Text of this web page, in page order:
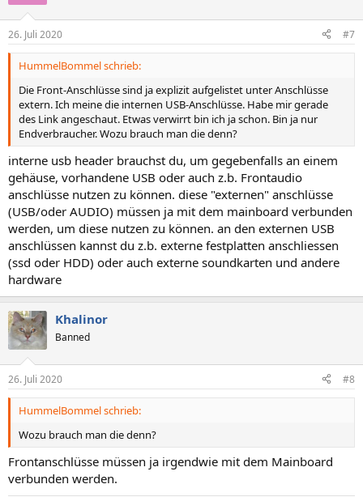
26. Juli 2020 #7
HummelBommel schrieb:
Die Front-Anschlüsse sind ja explizit aufgelistet unter Anschlüsse
extern. Ich meine die internen USB-Anschlüsse. Habe mir gerade
des Link angeschaut. Etwas verwirrt bin ich ja schon. Bin ja nur
Endverbraucher. Wozu brauch man die denn?
interne usb header brauchst du, um gegebenfalls an einem
gehäuse, vorhandene USB oder auch z.b. Frontaudio
anschlüsse nutzen zu können. diese "externen" anschlüsse
(USB/oder AUDIO) müssen ja mit dem mainboard verbunden
werden, um diese nutzen zu können. an den externen USB
anschlüssen kannst du z.b. externe festplatten anschliessen
(ssd oder HDD) oder auch externe soundkarten und andere
hardware
Khalinor
Banned
26. Juli 2020 #8
HummelBommel schrieb:
Wozu brauch man die denn?
Frontanschlüsse müssen ja irgendwie mit dem Mainboard
verbunden werden.